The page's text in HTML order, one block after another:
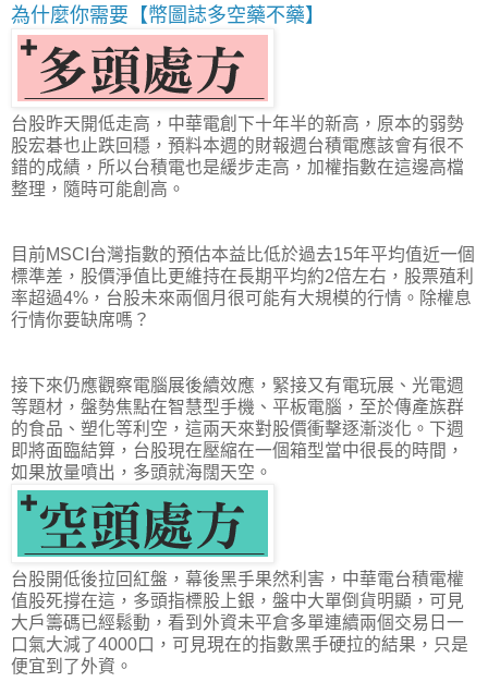
為什麼你需要【幣圖誌多空藥不藥】
台股昨天開低走高，中華電創下十年半的新高，原本的弱勢
股宏碁也止跌回穩，預料本週的財報週台積電應該會有很不
錯的成績，所以台積電也是緩步走高，加權指數在這邊高檔
整理，隨時可能創高。
目前MSCI台灣指數的預估本益比低於過去15年平均值近一個
標準差，股價淨值比更維持在長期平均約2倍左右，股票殖利
率超過4%，台股未來兩個月很可能有大規模的行情。除權息
行情你要缺席嗎？
接下來仍應觀察電腦展後續效應，緊接又有電玩展、光電週
等題材，盤勢焦點在智慧型手機、平板電腦，至於傳產族群
的食品、塑化等利空，這兩天來對股價衝擊逐漸淡化。下週
即將面臨結算，台股現在壓縮在一個箱型當中很長的時間，
如果放量噴出，多頭就海闊天空。
台股開低後拉回紅盤，幕後黑手果然利害，中華電台積電權
值股死撐在這，多頭指標股上銀，盤中大單倒貨明顯，可見
大戶籌碼已經鬆動，看到外資未平倉多單連續兩個交易日一
口氣大減了4000口，可見現在的指數黑手硬拉的結果，只是
便宜到了外資。